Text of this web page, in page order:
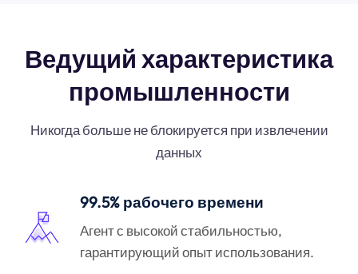
Ведущий характеристика
промышленности
Никогда больше не блокируется при извлечении
данных
99.5% рабочего времени
Агент с высокой стабильностью,
гарантирующий опыт использования.